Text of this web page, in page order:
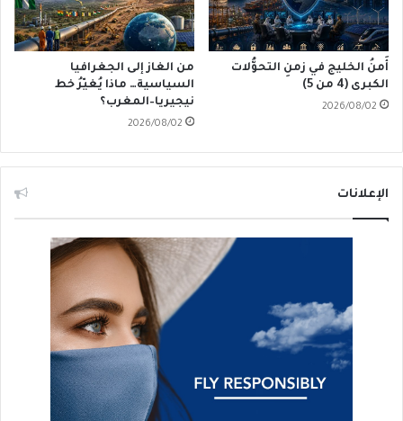
أَمنُ الخليج في زمنِ التحوُّلات
الكبرى (4 من 5)
2026/08/02
من الغاز إلى الجغرافيا
السياسية… ماذا يُغيّرُ خط
نيجيريا–المغرب؟
2026/08/02
الإعلانات